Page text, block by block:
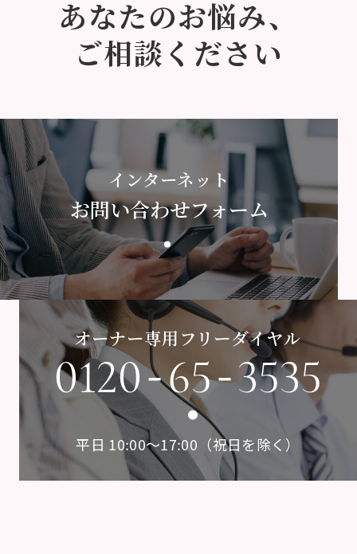
あなたのお悩み、
ご相談ください
インターネット
お問い合わせフォーム
オーナー専用フリーダイヤル
0120-65-3535
平日 10:00〜17:00（祝日を除く）